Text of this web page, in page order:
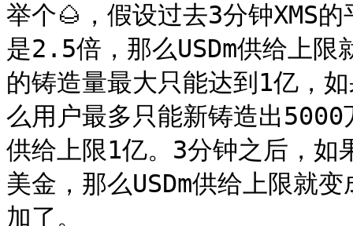
举个🌰，假设过去3分钟XMS
是2.5倍，那么USDm供给上限
的铸造量最大只能达到1亿，
么用户最多只能新铸造出5000
供给上限1亿。3分钟之后，如
美金，那么USDm供给上限就
加了。